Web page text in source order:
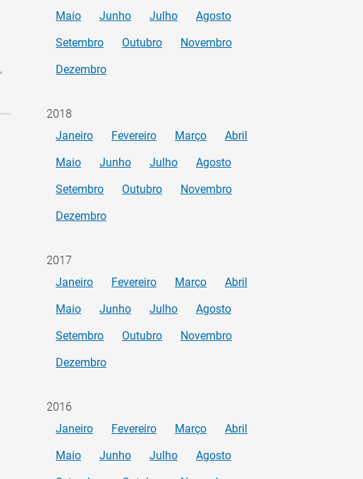
Maio
Junho Julho
Agosto
Setembro
Outubro
Novembro
Dezembro
2018
Janeiro
Fevereiro Março
Abril
Maio
Junho Julho
Agosto
Setembro
Outubro
Novembro
Dezembro
2017
Janeiro
Fevereiro Março
Abril
Maio
Junho Julho
Agosto
Setembro
Outubro
Novembro
Dezembro
2016
Janeiro
Fevereiro Março
Abril
Maio
Junho Julho
Agosto